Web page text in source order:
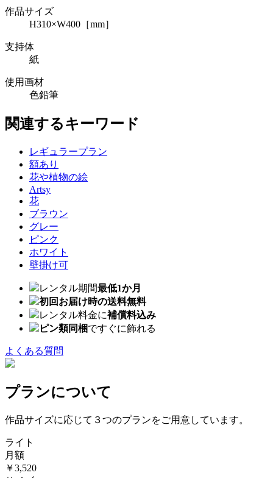
作品サイズ
H310×W400［mm］
支持体
紙
使用画材
色鉛筆
関連するキーワード
レギュラープラン
額あり
花や植物の絵
Artsy
花
ブラウン
グレー
ピンク
ホワイト
壁掛け可
レンタル期間最低1か月
初回お届け時の送料無料
レンタル料金に補償料込み
ピン類同梱ですぐに飾れる
よくある質問
プランについて
作品サイズに応じて３つのプランをご用意しています。
ライト
月額
￥3,520